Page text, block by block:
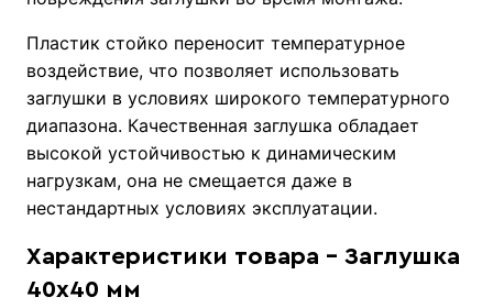
Пластик стойко переносит температурное
воздействие, что позволяет использовать
заглушки в условиях широкого температурного
диапазона. Качественная заглушка обладает
высокой устойчивостью к динамическим
нагрузкам, она не смещается даже в
нестандартных условиях эксплуатации.
Характеристики товара - Заглушка
40х40 мм